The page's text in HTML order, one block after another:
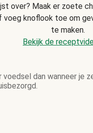
over? Maak er zoete
voeg knoflook toe om
te maken.
Bekijk de
dan wanneer